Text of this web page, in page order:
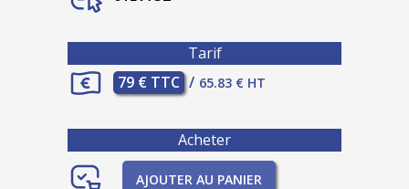
Tarif
79 € TTC / 65.83 € HT
Acheter
AJOUTER AU PANIER